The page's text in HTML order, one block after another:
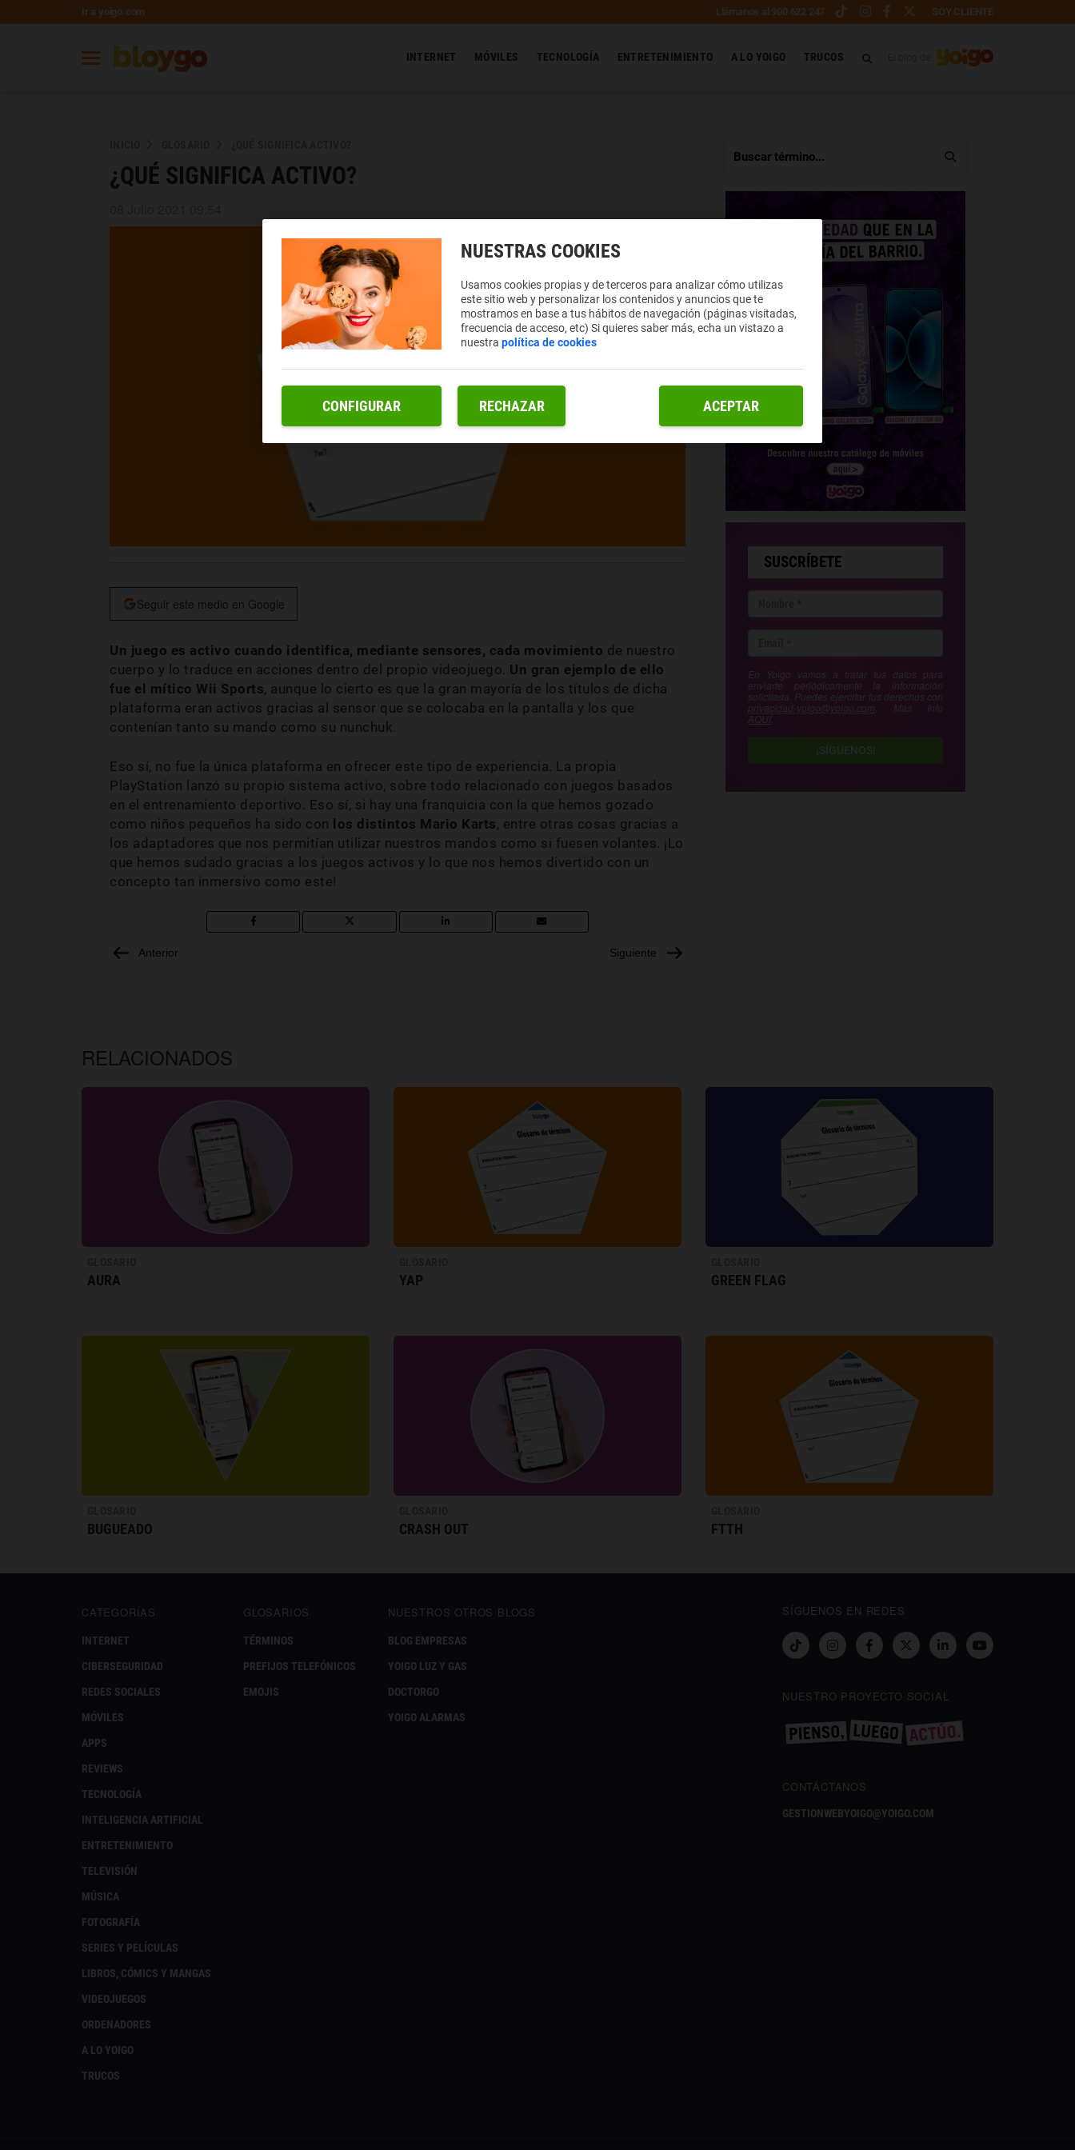
Ir a yoigo.com Llámanos al 900 622 247 SOY CLIENTE
INTERNET MÓVILES TECNOLOGÍA ENTRETENIMIENTO A LO YOIGO TRUCOS
¿QUÉ SIGNIFICA ACTIVO?
Seguir este medio en Google
Un juego es activo cuando identifica, mediante sensores, cada movimiento de nuestro
cuerpo y lo traduce en acciones dentro del propio videojuego. Un gran ejemplo de ello
fue el mítico Wii Sports, aunque lo cierto es que la gran mayoría de los títulos de dicha
plataforma eran activos gracias al sensor que se colocaba en la pantalla y los que
contenían tanto su mando como su nunchuk.
Eso sí, no fue la única plataforma en ofrecer este tipo de experiencia. La propia
PlayStation lanzó su propio sistema activo, sobre todo relacionado con juegos basados
en el entrenamiento deportivo. Eso sí, si hay una franquicia con la que hemos gozado
como niños pequeños ha sido con los distintos Mario Karts, entre otras cosas gracias a
los adaptadores que nos permitían utilizar nuestros mandos como si fuesen volantes. ¡Lo
que hemos sudado gracias a los juegos activos y lo que nos hemos divertido con un
concepto tan inmersivo como este!
Anterior Siguiente
SUSCRÍBETE
En Yoigo vamos a tratar tus datos para
enviarte periódicamente la información
solicitada. Puedes ejercitar tus derechos con
privacidad-yoigo@yoigo.com . Más Info
AQUÍ
¡SÍGUENOS!
RELACIONADOS
AURA YAP GREEN FLAG
BUGUEADO CRASH OUT FTTH
CATEGORÍAS
INTERNET
CIBERSEGURIDAD
REDES SOCIALES
MÓVILES
APPS
REVIEWS
TECNOLOGÍA
INTELIGENCIA ARTIFICIAL
ENTRETENIMIENTO
TELEVISIÓN
MÚSICA
FOTOGRAFÍA
SERIES Y PELÍCULAS
LIBROS, CÓMICS Y MANGAS
VIDEOJUEGOS
ORDENADORES
A LO YOIGO
TRUCOS
GLOSARIOS
TÉRMINOS
PREFIJOS TELEFÓNICOS
EMOJIS
NUESTROS OTROS BLOGS
BLOG EMPRESAS
YOIGO LUZ Y GAS
DOCTORGO
YOIGO ALARMAS
SÍGUENOS EN REDES
NUESTRO PROYECTO SOCIAL
CONTÁCTANOS
GESTIONWEBYOIGO@YOIGO.COM
NUESTRAS COOKIES
Usamos cookies propias y de terceros para analizar cómo utilizas
este sitio web y personalizar los contenidos y anuncios que te
mostramos en base a tus hábitos de navegación (páginas visitadas,
frecuencia de acceso, etc) Si quieres saber más, echa un vistazo a
nuestrapolítica de cookies
RECHAZAR ACEPTAR
CONFIGURAR